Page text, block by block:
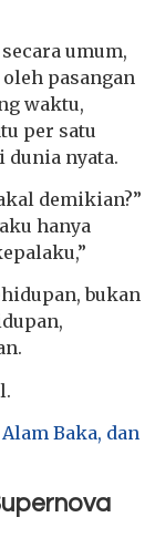
umum,
pasangan
waktu,
per satu
dunia nyata.
demikian?”
hanya
bukan
Baka, dan